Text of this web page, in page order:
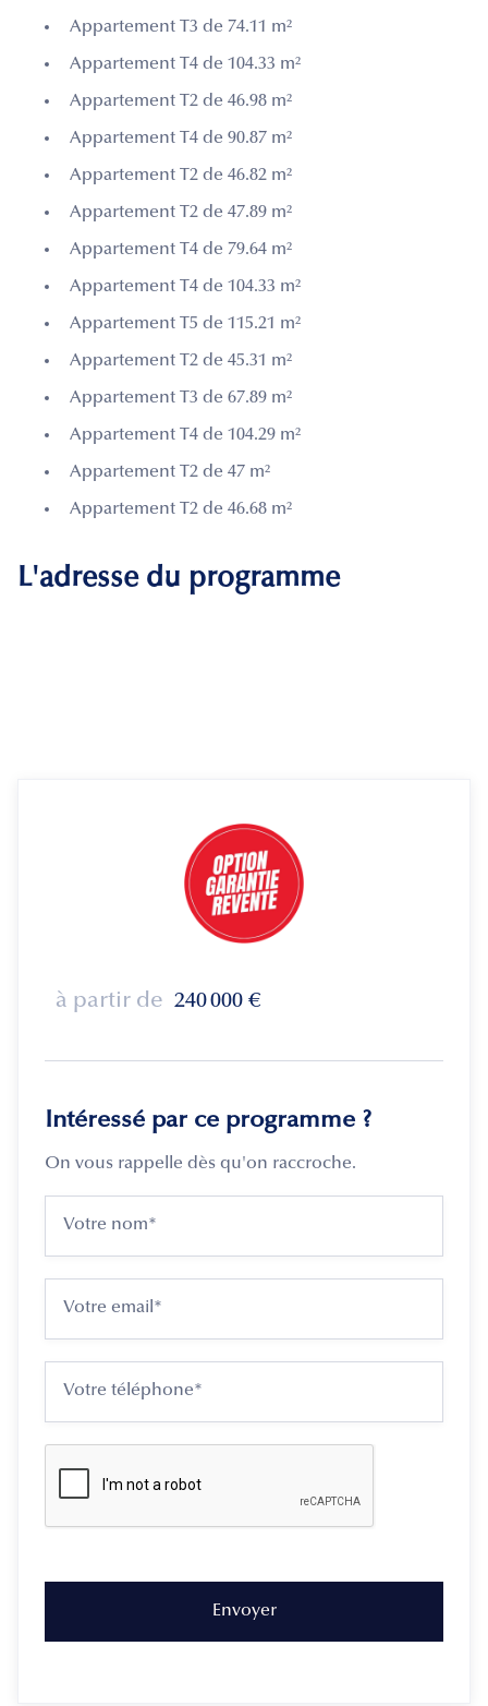
Appartement T3 de 74.11 m²
Appartement T4 de 104.33 m²
Appartement T2 de 46.98 m²
Appartement T4 de 90.87 m²
Appartement T2 de 46.82 m²
Appartement T2 de 47.89 m²
Appartement T4 de 79.64 m²
Appartement T4 de 104.33 m²
Appartement T5 de 115.21 m²
Appartement T2 de 45.31 m²
Appartement T3 de 67.89 m²
Appartement T4 de 104.29 m²
Appartement T2 de 47 m²
Appartement T2 de 46.68 m²
L'adresse du programme
à partir de 240 000 €
Intéressé par ce programme ?
On vous rappelle dès qu'on raccroche.